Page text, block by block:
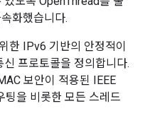
화했습니다.
한 IPv6 기반의 안정적이
프로토콜을 정의합니다.
보안이 적용된 IEEE
팅을 비롯한 모든 스레드